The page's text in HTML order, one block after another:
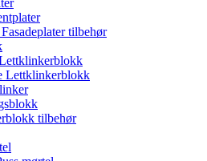
tilbehør
Lettklinkerblokk
tilbehør